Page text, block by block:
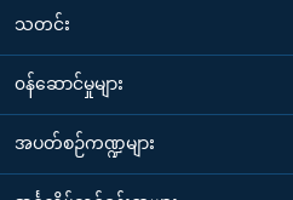
သတင်း
၀န်ဆောင်မှုများ
အပတ်စဉ်ကဏ္ဍများ